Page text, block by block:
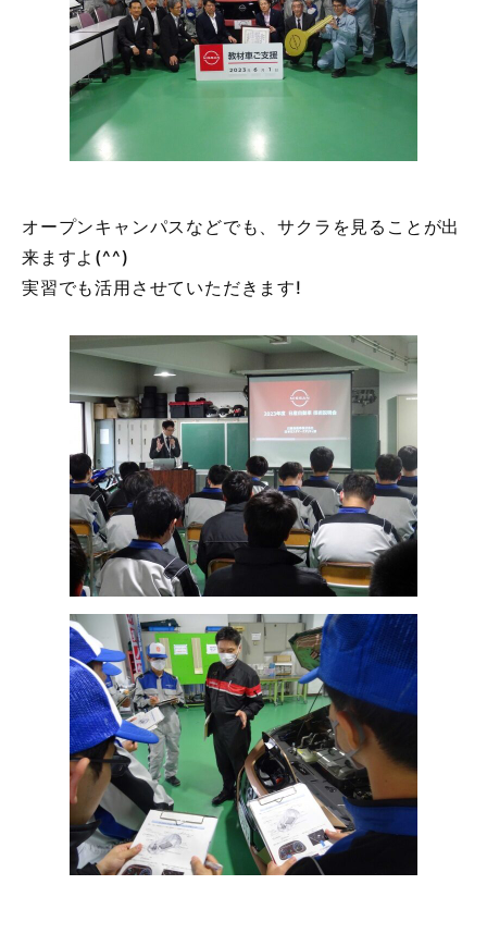
オープンキャンパスなどでも、サクラを見ることが出
来ますよ(^^)
実習でも活用させていただきます!